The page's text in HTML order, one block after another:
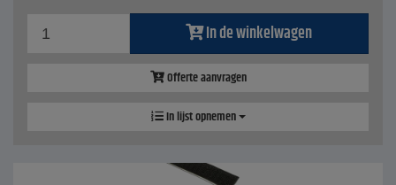
In de winkelwagen
Offerte aanvragen
In lijst opnemen